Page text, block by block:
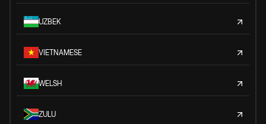
UZBEK
VIETNAMESE
WELSH
ZULU